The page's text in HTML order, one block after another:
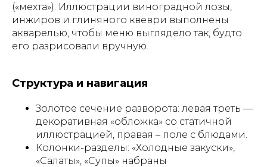
(«мехта»). Иллюстрации виноградной лозы,
инжиров и глиняного квеври выполнены
акварелью, чтобы меню выглядело так, будто
его разрисовали вручную.
Структура и навигация
Золотое сечение разворота: левая треть —
декоративная «обложка» со статичной
иллюстрацией, правая – поле с блюдами.
Колонки-разделы: «Холодные закуски»,
«Салаты», «Супы» набраны